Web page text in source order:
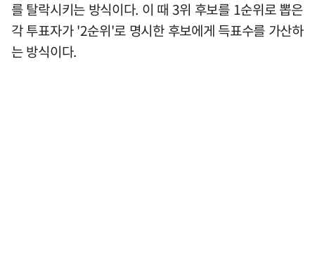
를 탈락시키는 방식이다. 이 때 3위 후보를 1순위로 뽑은
각 투표자가 '2순위'로 명시한 후보에게 득표수를 가산하
는 방식이다.